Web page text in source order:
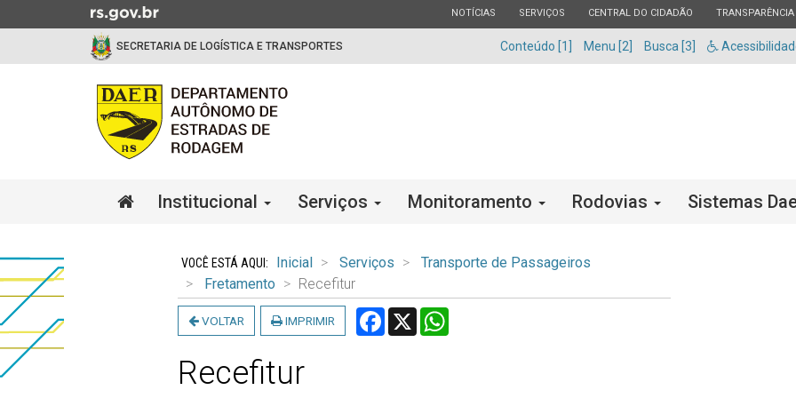
para
ESTADO
NOTÍCIAS ESTADO
SERVIÇOS ESTADO
CENTRAL DO CIDADÃO ESTADO
TRANSPARÊNCIA
SECRETARIA DE LOGÍSTICA E TRANSPORTES Conteúdo [1] Menu [2] Busca [3]
Institucional Serviços Monitoramento Rodovias Sistemas
do
conteúdo
Inicial Serviços
Transporte de Passageiros
Fretamento
Recefitur
VOLTAR IMPRIMIR Facebook
X WhatsApp
Recefitur